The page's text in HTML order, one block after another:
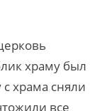
храму был
храма сняли
все